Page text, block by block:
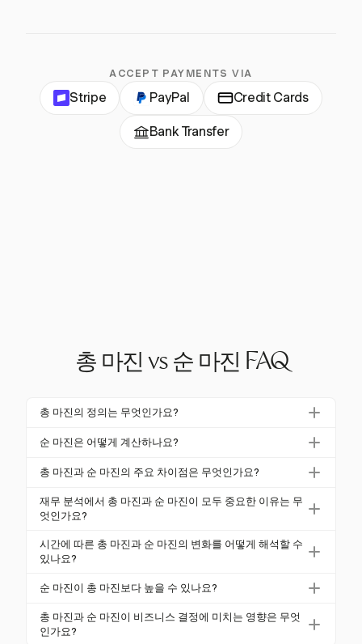
ACCEPT PAYMENTS VIA
Stripe PayPal Credit Cards
Bank Transfer
총 마진 vs 순 마진 FAQ
총 마진의 정의는 무엇인가요?
총 마진, 또는 총 이익 마진은 매출원가(COGS)를 초과
려하기 전에 생산 효율성을 측정합니다. 공식은: (수익 -
순 마진은 어떻게 계산하나요?
순 마진은 모든 비용이 공제된 후 남는 수익의 비율로,
익 / 수익 × 100입니다.
총 마진과 순 마진의 주요 차이점은 무엇인가요?
총 마진은 직접 생산 비용에 초점을 맞추고, 순 마진은
모든 비용을 포함합니다. 총 마진은 생산 효율성을 평
을 제공합니다.
재무 분석에서 총 마진과 순 마진이 모두 중요한 이유는 무
엇인가요?
두 마진 모두 서로 다른 통찰력을 제공하므로 중요합니
다. 총 마진은 생산 효율성을 평가하는 데 도움을 주고,
및 투자 결정을 안내합니다.
시간에 따른 총 마진과 순 마진의 변화를 어떻게 해석할 수
있나요?
마진 추세를 추적하면 비용 상승이나 비효율성과 같은
석하면 기업이 전략을 조정하여 수익성과 재무 건전성
을 개선할 수 있습니다.
순 마진이 총 마진보다 높을 수 있나요?
순 마진이 총 마진을 초과하는 것은 드뭅니다. 이는 일
반적으로 COGS를 초과하는 모든 비용을 상쇄하는 비
총 마진과 순 마진이 비즈니스 결정에 미치는 영향은 무엇
인가요?